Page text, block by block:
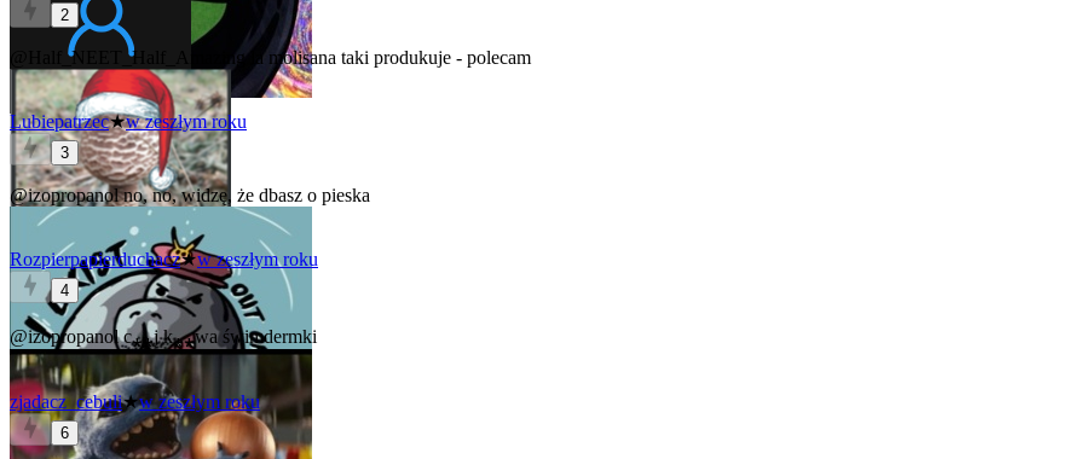
2
@Half_NEET_Half_Amazingla molisana taki produkuje - polecam
Lubiepatrzec★w zeszłym roku
3
@izopropanolno, no, widzę, że dbasz o pieska
Rozpierpapierduchacz★w zeszłym roku
4
@izopropanolc⁎⁎j k⁎⁎wa świmdermki
zjadacz_cebuli★w zeszłym roku
6